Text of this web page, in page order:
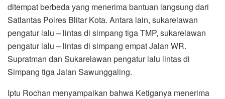
ditempat berbeda yang menerima bantuan langsung dari
Satlantas Polres Blitar Kota. Antara lain, sukarelawan
pengatur lalu – lintas di simpang tiga TMP, sukarelawan
pengatur lalu – lintas di simpang empat Jalan WR.
Supratman dan Sukarelawan pengatur lalu lintas di
Simpang tiga Jalan Sawunggaling.
Iptu Rochan menyampaikan bahwa Ketiganya menerima